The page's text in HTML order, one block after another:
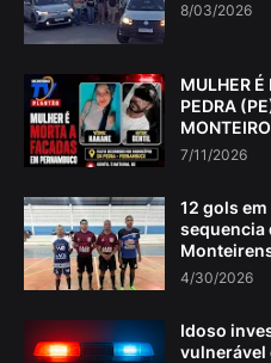
8/03/2026
MULHER É
PEDRA
7/11/2026
12 gols
sequencia
4/30/2026
Idoso
vulnerável